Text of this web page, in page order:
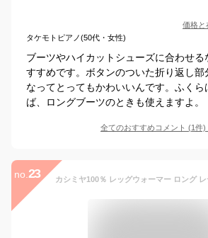
価格と
タケモトピアノ(50代・女性)
ブーツやハイカットシューズに合わせる
すすめです。ボタンのついた折り返し部
なってとってもかわいいんです。ふくら
ば、ロングブーツのときも使えますよ。
全てのおすすめコメント (1件)
no. 23